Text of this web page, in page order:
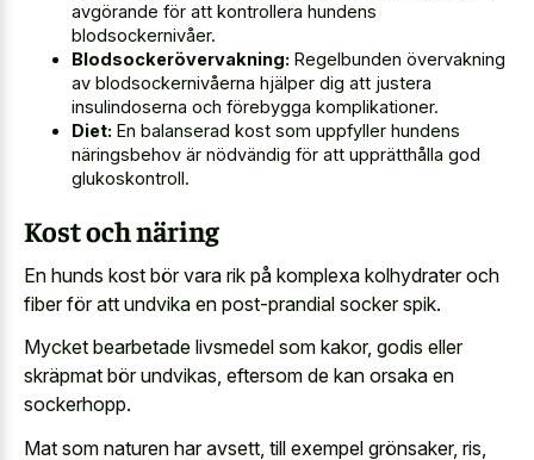
avgörande för att kontrollera hundens
blodsockernivåer.
Blodsockerövervakning: Regelbunden övervakning
av blodsockernivåerna hjälper dig att justera
insulindoserna och förebygga komplikationer.
Diet: En balanserad kost som uppfyller hundens
näringsbehov är nödvändig för att upprätthålla god
glukoskontroll.
Kost och näring
En hunds kost bör vara rik på komplexa kolhydrater och
fiber för att undvika en post-prandial socker spik.
Mycket bearbetade livsmedel som kakor, godis eller
skräpmat bör undvikas, eftersom de kan orsaka en
sockerhopp.
Mat som naturen har avsett, till exempel grönsaker, ris,